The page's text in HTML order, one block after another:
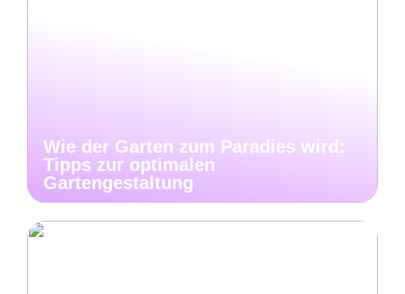
Wie der Garten zum Paradies wird:
Tipps zur optimalen
Gartengestaltung